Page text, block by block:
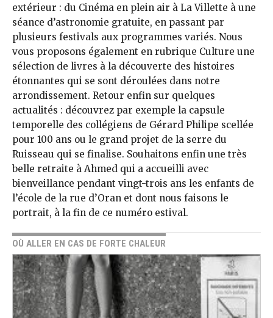
extérieur : du Cinéma en plein air à La Villette à une
séance d’astronomie gratuite, en passant par
plusieurs festivals aux programmes variés. Nous
vous proposons également en rubrique Culture une
sélection de livres à la découverte des histoires
étonnantes qui se sont déroulées dans notre
arrondissement. Retour enfin sur quelques
actualités : découvrez par exemple la capsule
temporelle des collégiens de Gérard Philipe scellée
pour 100 ans ou le grand projet de la serre du
Ruisseau qui se finalise. Souhaitons enfin une très
belle retraite à Ahmed qui a accueilli avec
bienveillance pendant vingt-trois ans les enfants de
l’école de la rue d’Oran et dont nous faisons le
portrait, à la fin de ce numéro estival.
OÙ ALLER EN CAS DE FORTE CHALEUR